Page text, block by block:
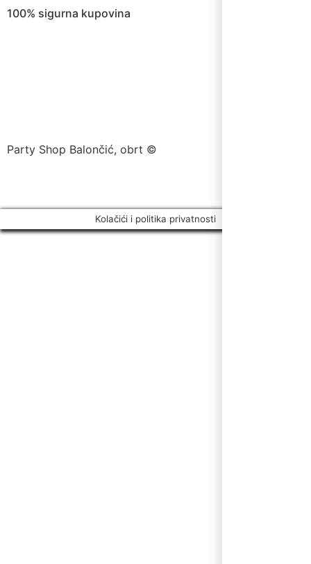
100% sigurna kupovina
Party Shop Balončić, obrt ©
Kolačići i politika privatnosti